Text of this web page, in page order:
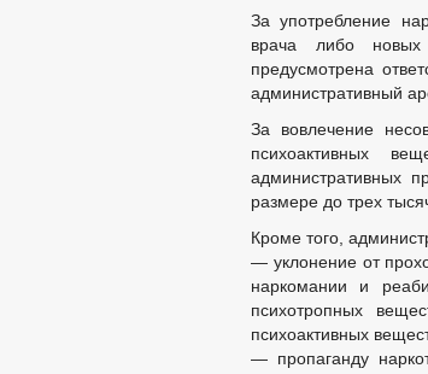
За употребление
врача либо новых
предусмотрена
административный
За вовлечение
психоактивных
административных
размере до трех
Кроме того,
— уклонение от
наркомании и
психотропных
психоактивных
— пропаганду